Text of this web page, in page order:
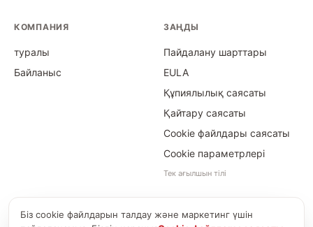
КОМПАНИЯ
туралы
Байланыс
ЗАҢДЫ
Пайдалану шарттары
EULA
Құпиялылық саясаты
Қайтару саясаты
Cookie файлдары саясаты
Cookie параметрлері
Тек ағылшын тілі
2026 Time Card Calculator · PayForSay s. r. o.
Біз cookie файлдарын талдау және маркетинг үшін